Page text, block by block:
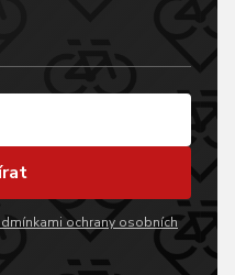
ochrany osobních